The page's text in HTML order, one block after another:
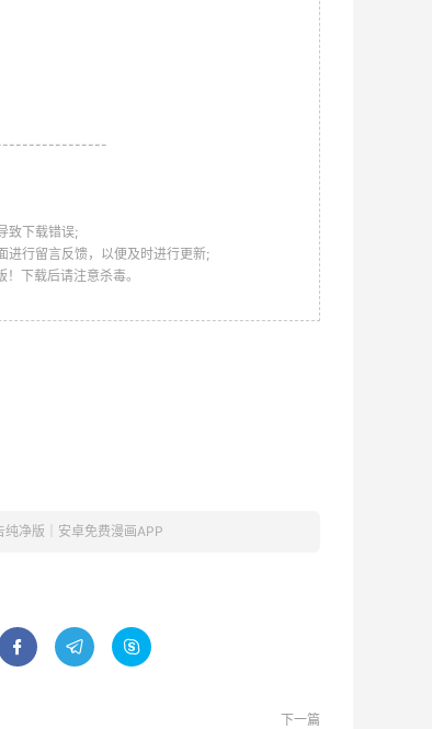
致下载错误;
进行留言反馈，以便及时进行更新;
下载后请注意杀毒。
纯净版｜安卓免费漫画APP
  
下一篇